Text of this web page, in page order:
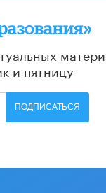
и пятницу
ПОДПИСАТЬСЯ